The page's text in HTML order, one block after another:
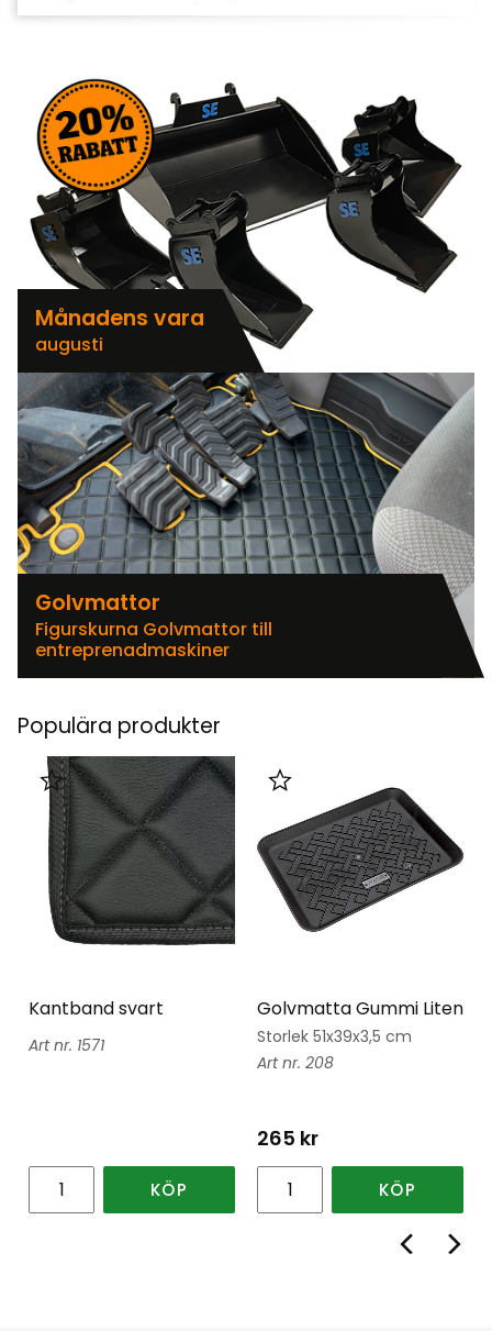
Månadens vara
augusti
Golvmattor
Figurskurna Golvmattor till
entreprenadmaskiner
Populära produkter
Kantband svart
1571
Lägg till i favoriter
KÖP
Golvmatta Gummi Liten
Storlek 51x39x3,5 cm
208
265 kr
Lägg till i favoriter
KÖP